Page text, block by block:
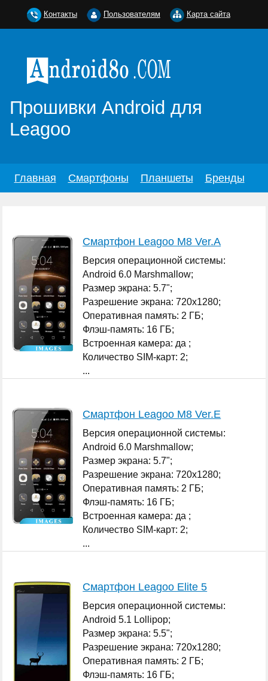
Прошивки Android для
Leagoo
Главная Смартфоны Планшеты Бренды
Смартфон Leagoo M8 Ver.A
Версия операционной системы:
Android 6.0 Marshmallow;
Размер экрана: 5.7";
Разрешение экрана: 720x1280;
Оперативная память: 2 ГБ;
Флэш-память: 16 ГБ;
Встроенная камера: да ;
Количество SIM-карт: 2;
...
Смартфон Leagoo M8 Ver.E
Версия операционной системы:
Android 6.0 Marshmallow;
Размер экрана: 5.7";
Разрешение экрана: 720x1280;
Оперативная память: 2 ГБ;
Флэш-память: 16 ГБ;
Встроенная камера: да ;
Количество SIM-карт: 2;
...
Смартфон Leagoo Elite 5
Версия операционной системы:
Android 5.1 Lollipop;
Размер экрана: 5.5";
Разрешение экрана: 720x1280;
Оперативная память: 2 ГБ;
Флэш-память: 16 ГБ;
Контакты Пользователям Карта сайта